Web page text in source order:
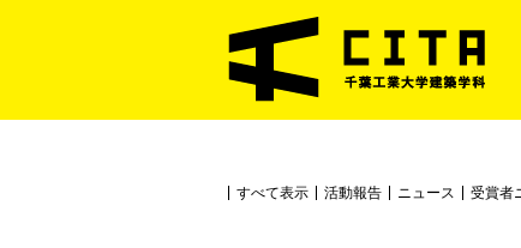
すべて表示 活動報告 ニュース 受賞者